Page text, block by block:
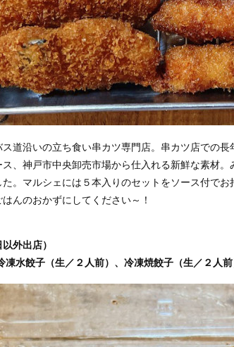
道沿いの立ち食い串カツ専門店。串カツ店での
、神戸市中央卸売市場から仕入れる新鮮な素材
。マルシェには５本入りのセットをソース付で
んのおかずにしてください～！
外出店）
水餃子（生／２人前）、冷凍焼餃子（生／２人前